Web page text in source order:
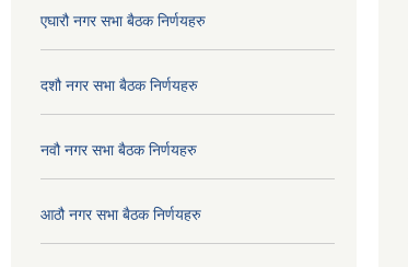
एघारौ नगर सभा बैठक निर्णयहरु
दशौ नगर सभा बैठक निर्णयहरु
नवौ नगर सभा बैठक निर्णयहरु
आठौ नगर सभा बैठक निर्णयहरु